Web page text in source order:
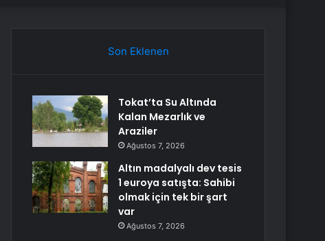
Son Eklenen
Tokat’ta Su Altında
Kalan Mezarlık ve
Araziler
Ağustos 7, 2026
Altın madalyalı dev tesis
1 euroya satışta: Sahibi
olmak için tek bir şart
var
Ağustos 7, 2026